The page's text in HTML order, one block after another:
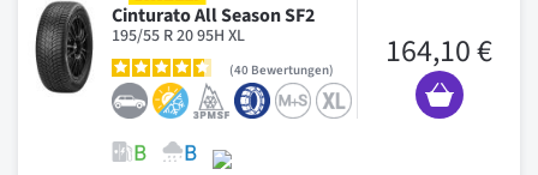
Cinturato All Season SF2
195/55 R 20 95H XL
40 Bewertungen 164,10 €